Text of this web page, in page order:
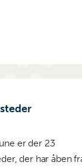
er der 23
der har åben